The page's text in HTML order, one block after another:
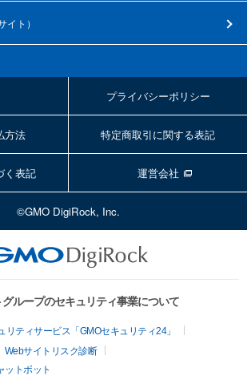
イト ）
プライバシーポリシー
方法 特定商取引に関する表記
く表記 運営会社
©GMO DigiRock, Inc.
ループのセキュリティ事業について
ティサービス「GMOセキュリティ24」
Webサイトリスク診断
ットボット